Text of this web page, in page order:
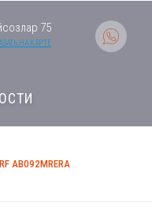
75
НА КАРТЕ
AB092MRERA